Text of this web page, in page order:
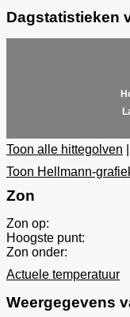
Dagstatistieken
Toon alle hittegolven
Toon Hellmann-
Zon
Zon op:
Hoogste punt:
Zon onder:
Actuele temperatuur
Weergegevens